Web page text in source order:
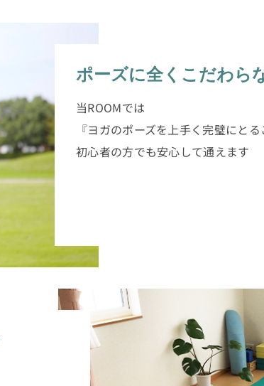
ポーズに全くこだわら
当ROOMでは
『ヨガのポーズを上手く完璧にと
初心者の方でも安心して通えます